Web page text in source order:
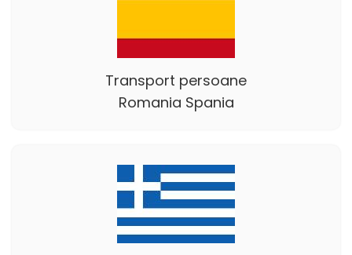
Transport persoane
Romania Spania